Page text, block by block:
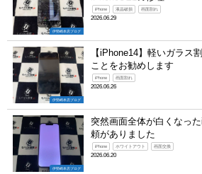
伊勢崎本店ブログ
iPhone 液晶破損 画面割れ
2026.06.29
伊勢崎本店ブログ
【iPhone14】軽いガラス
ことをお勧めします
iPhone 画面割れ
2026.06.26
伊勢崎本店ブログ
突然画面全体が白くなっ
頼がありました
iPhone ホワイトアウト 画面交換
2026.06.20